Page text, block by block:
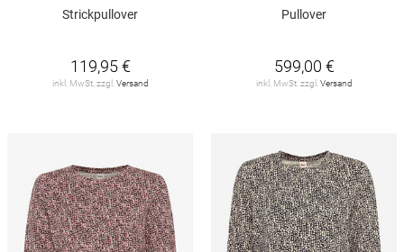
Strickpullover
119,95 €
inkl. MwSt. zzgl. Versand
Pullover
599,00 €
inkl. MwSt. zzgl. Versand